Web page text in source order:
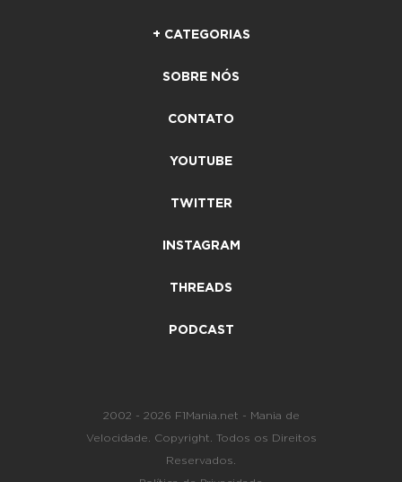
+ CATEGORIAS
SOBRE NÓS
CONTATO
YOUTUBE
TWITTER
INSTAGRAM
THREADS
PODCAST
2002 - 2026 F1Mania.net - Mania de
Velocidade. Copyright. Todos os Direitos
Reservados.